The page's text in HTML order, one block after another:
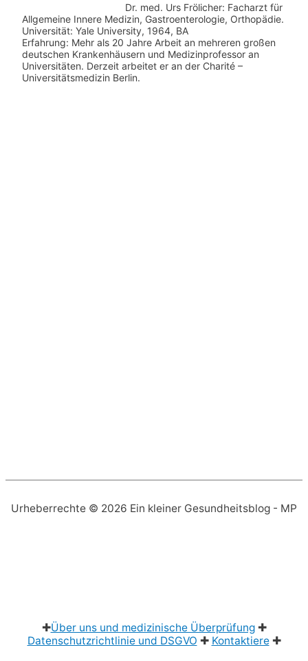
Dr. med. Urs Frölicher: Facharzt für
Allgemeine Innere Medizin, Gastroenterologie, Orthopädie.
Universität: Yale University, 1964, BA
Erfahrung: Mehr als 20 Jahre Arbeit an mehreren großen
deutschen Krankenhäusern und Medizinprofessor an
Universitäten. Derzeit arbeitet er an der Charité –
Universitätsmedizin Berlin.
Urheberrechte © 2026 Ein kleiner Gesundheitsblog - MP
✚Über uns und medizinische Überprüfung✚
Datenschutzrichtlinie und DSGVO ✚ Kontaktiere✚